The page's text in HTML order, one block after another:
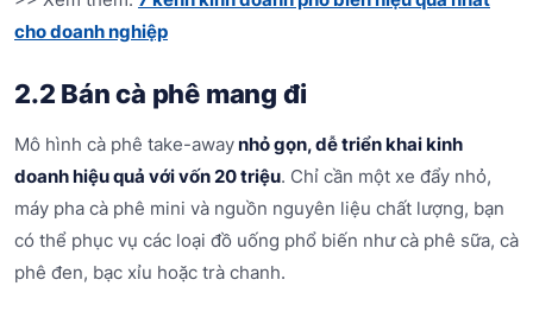
cho doanh nghiệp
2.2 Bán cà phê mang đi
Mô hình cà phê take-away nhỏ gọn, dễ triển khai kinh
doanh hiệu quả với vốn 20 triệu. Chỉ cần một xe đẩy nhỏ,
máy pha cà phê mini và nguồn nguyên liệu chất lượng, bạn
có thể phục vụ các loại đồ uống phổ biến như cà phê sữa, cà
phê đen, bạc xỉu hoặc trà chanh.